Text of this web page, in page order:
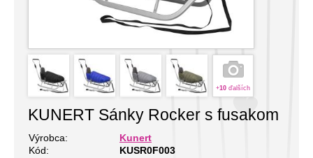
+10 ďalších
KUNERT Sánky Rocker s fusakom
Výrobca:
Kunert
Kód:
KUSR0F003